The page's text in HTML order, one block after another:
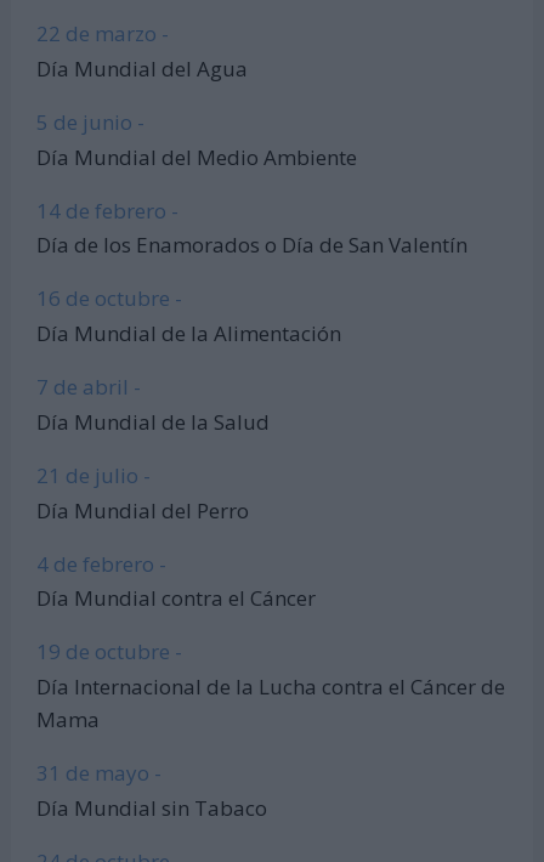
22 de marzo -
Día Mundial del Agua
5 de junio -
Día Mundial del Medio Ambiente
14 de febrero -
Día de los Enamorados o Día de San Valentín
16 de octubre -
Día Mundial de la Alimentación
7 de abril -
Día Mundial de la Salud
21 de julio -
Día Mundial del Perro
4 de febrero -
Día Mundial contra el Cáncer
19 de octubre -
Día Internacional de la Lucha contra el Cáncer de
Mama
31 de mayo -
Día Mundial sin Tabaco